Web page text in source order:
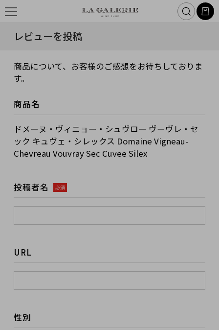
レビューを投稿
商品について、お客様のご感想をお待ちしておりま
す。
商品名
ドメーヌ・ヴィニョー・シュヴロー ヴーヴレ・セ
ック キュヴェ・シレックス Domaine Vigneau-
Chevreau Vouvray Sec Cuvee Silex
投稿者名 必須
URL
性別